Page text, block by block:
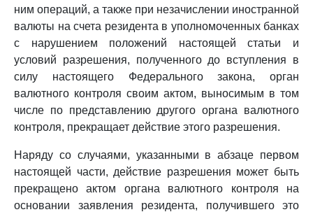
ним операций, а также при незачислении иностранной
валюты на счета резидента в уполномоченных банках
с нарушением положений настоящей статьи и
условий разрешения, полученного до вступления в
силу настоящего Федерального закона, орган
валютного контроля своим актом, выносимым в том
числе по представлению другого органа валютного
контроля, прекращает действие этого разрешения.
Наряду со случаями, указанными в абзаце первом
настоящей части, действие разрешения может быть
прекращено актом органа валютного контроля на
основании заявления резидента, получившего это